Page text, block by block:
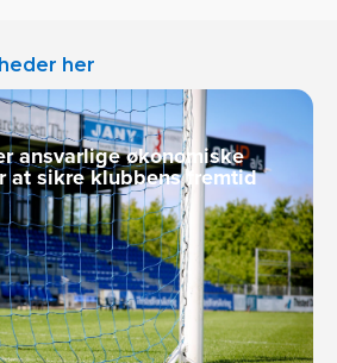
her
ansvarlige økonomiske
at sikre klubbens fremtid